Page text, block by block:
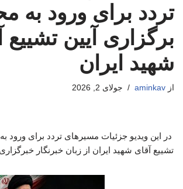
تردد برای ورود به
برگزاری آیین تشییع
شهید ایران
از aminkav جولای 2, 2026
در این ویدیو جزئیات مسیرهای تردد برای ورود
تشییع آقای شهید ایران از زبان خبرنگار